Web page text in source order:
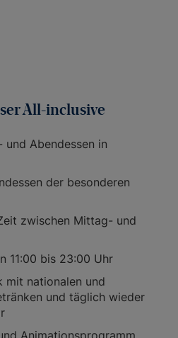
All-inclusive
Abendessen in
der besonderen
zwischen Mittag- und
11:00 bis 23:00 Uhr
mit nationalen und
und täglich wieder
Animationsprogramm